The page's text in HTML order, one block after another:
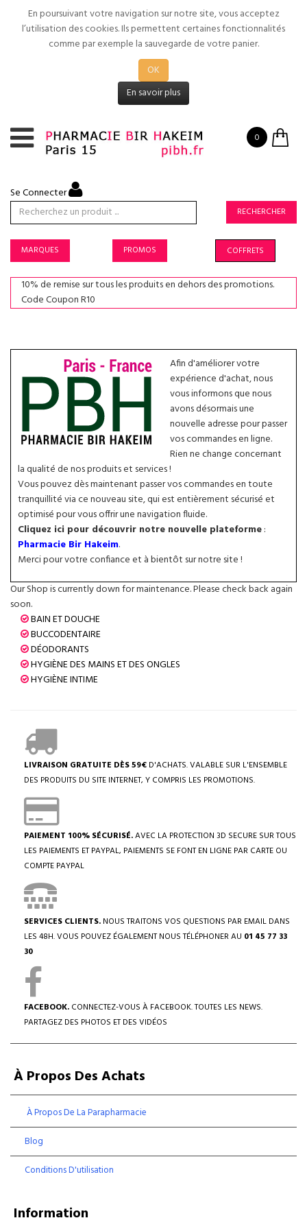
En poursuivant votre navigation sur notre site, vous acceptez
l’utilisation des cookies. Ils permettent certaines fonctionnalités
comme par exemple la sauvegarde de votre panier.
OK
En savoir plus
0
Se Connecter
RECHERCHER
MARQUES PROMOS COFFRETS
10% de remise sur tous les produits en dehors des promotions.
Code Coupon R10
Afin d'améliorer votre
expérience d'achat, nous
vous informons que nous
avons désormais une
nouvelle adresse pour passer
vos commandes en ligne.
Rien ne change concernant
la qualité de nos produits et services !
Vous pouvez dès maintenant passer vos commandes en toute
tranquillité via ce nouveau site, qui est entièrement sécurisé et
optimisé pour vous offrir une navigation fluide.
Cliquez ici pour découvrir notre nouvelle plateforme:
Pharmacie Bir Hakeim.
Merci pour votre confiance et à bientôt sur notre site !
Our Shop is currently down for maintenance. Please check back again
soon.
BAIN ET DOUCHE
BUCCODENTAIRE
DÉODORANTS
HYGIÈNE DES MAINS ET DES ONGLES
HYGIÈNE INTIME
LIVRAISON GRATUITE DÈS 59€ D'ACHATS. VALABLE SUR L'ENSEMBLE
DES PRODUITS DU SITE INTERNET, Y COMPRIS LES PROMOTIONS.
PAIEMENT 100% SÉCURISÉ.AVEC LA PROTECTION 3D SECURE SUR TOUS
LES PAIEMENTS ET PAYPAL, PAIEMENTS SE FONT EN LIGNE PAR CARTE OU
COMPTE PAYPAL
SERVICES CLIENTS. NOUS TRAITONS VOS QUESTIONS PAR EMAIL DANS
LES 48H. VOUS POUVEZ ÉGALEMENT NOUS TÉLÉPHONER AU 01 45 77 33
30
FACEBOOK. CONNECTEZ-VOUS À FACEBOOK. TOUTES LES NEWS.
PARTAGEZ DES PHOTOS ET DES VIDÉOS
À Propos Des Achats
À Propos De La Parapharmacie
Blog
Conditions D'utilisation
Information